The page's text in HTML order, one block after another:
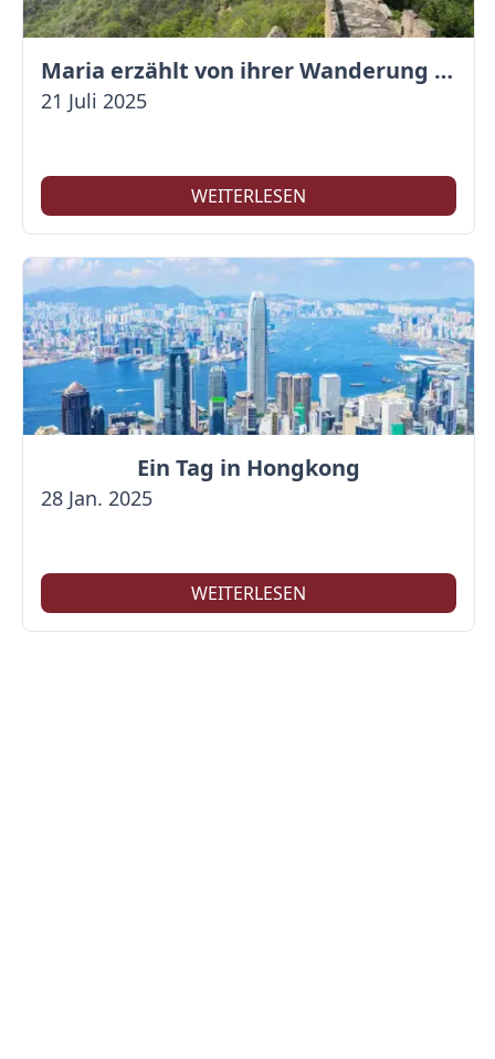
Maria erzählt von ihrer Wanderung auf der Großen Mauer
21 Juli 2025
WEITERLESEN
Ein Tag in Hongkong
28 Jan. 2025
WEITERLESEN